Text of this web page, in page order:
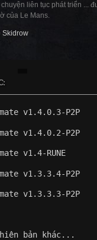
chuyện liên tục phát triển ...
của Le Mans.
Skidrow
v1.4.0.3-P2P
v1.4.0.2-P2P
v1.4-RUNE
v1.3.3.4-P2P
v1.3.3.3-P2P
bản khác...